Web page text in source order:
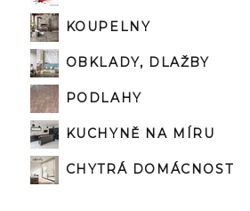
KOUPELNY
OBKLADY, DLAŽBY
PODLAHY
KUCHYNĚ NA MÍRU
CHYTRÁ DOMÁCNOST